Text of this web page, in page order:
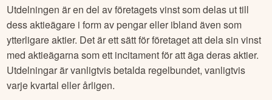
eller Börsdata där du kan finna mer omfattande historik och
jämföra med andra bolag.
Utdelningen är en del av företagets vinst som delas ut till
dess aktieägare i form av pengar eller ibland även som
ytterligare aktier. Det är ett sätt för företaget att dela sin vinst